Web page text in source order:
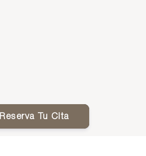
Reserva Tu Cita